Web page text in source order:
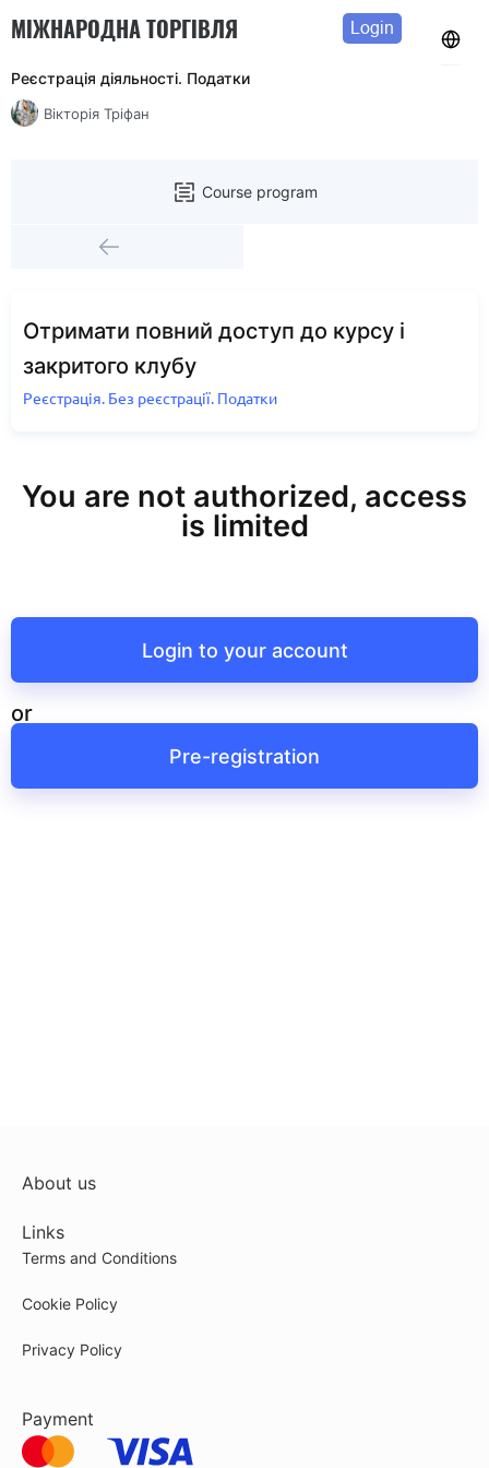
МІЖНАРОДНА ТОРГІВЛЯ Login
Реєстрація діяльності. Податки
Вікторія Тріфан
Course program
Отримати повний доступ до курсу і
закритого клубу
Реєстрація. Без реєстрації. Податки
You are not authorized, access
is limited
Login to your account
or
Pre-registration
About us
Links
Terms and Conditions
Cookie Policy
Privacy Policy
Payment